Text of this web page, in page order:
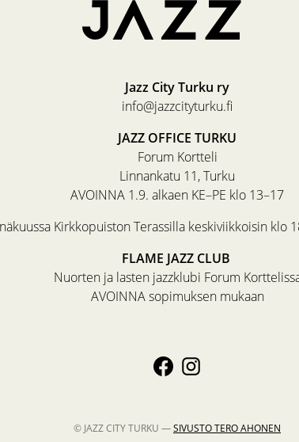
Jazz City Turku ry
info@jazzcityturku.fi
JAZZ OFFICE TURKU
Forum Kortteli
Linnankatu 11, Turku
AVOINNA 1.9. alkaen KE–PE klo 13–17
Kirkkopuiston Terassilla keskiviikkoisin klo
FLAME JAZZ CLUB
Nuorten ja lasten jazzklubi Forum
AVOINNA sopimuksen mukaan
© JAZZ CITY TURKU —SIVUSTOTERO AHONEN